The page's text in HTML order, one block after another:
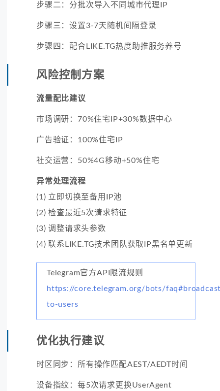
步骤二：分批次导入不同城市代理IP
步骤三：设置3-7天随机间隔登录
步骤四：配合LIKE.TG热度助推服务养号
风险控制方案
流量配比建议
市场调研：70%住宅IP+30%数据中心
广告验证：100%住宅IP
社交运营：50%4G移动+50%住宅
异常处理流程
(1) 立即切换至备用IP池
(2) 检查最近5次请求特征
(3) 调整请求头参数
(4) 联系LIKE.TG技术团队获取IP黑名单更新
Telegram官方API限流规则
https://core.telegram.org/bots/
to-users
优化执行建议
时区同步：所有操作匹配AEST/AEDT时间
设备指纹：每5次请求更换UserAgent